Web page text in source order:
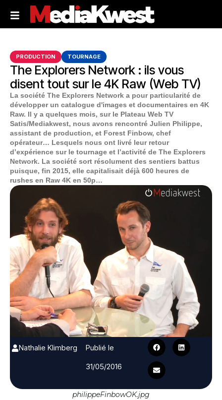
PRODUCTION TOURNAGE
The Explorers Network : ils vous
disent tout sur le 4K Raw (Web TV)
La société The Explorers Network a pour particularité de
développer un catalogue d'images et documentaires en 4K
Raw. Il y a quelques mois, sur le Plateau Web TV
Satis/Mediakwest, nous avons rencontré Julien Philippe,
assistant de production, et Forest Finbow, chef
opérateur… Lesquels nous ont livré leur retour
d’expérience sur le tournage et l’activité de The Explorers
Network. La société sort résolument des sentiers battus
puisque, fin 2015, elle capitalisait déjà 600 heures de
rushes en Raw 4K en 50p…
Nathalie Klimberg
Publié le
31/05/2016
philippeFinbowOK.jpg